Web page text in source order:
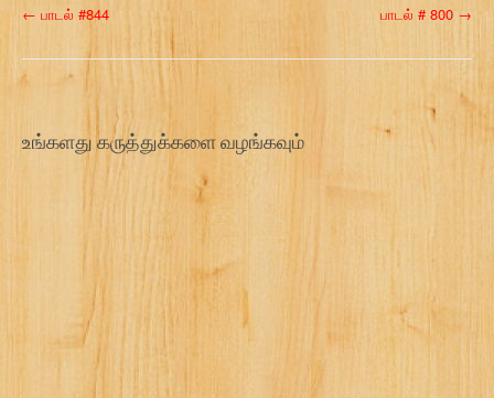
P
o
s
t
← பாடல் #844 பாடல் # 800→
உங்களது கருத்துக்களை வழங்கவும்